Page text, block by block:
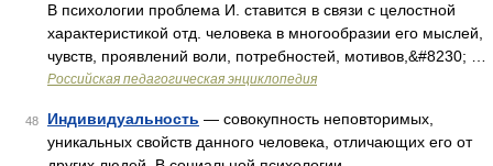
В психологии проблема И. ставится в связи с целостной
характеристикой отд. человека в многообразии его мыслей,
чувств, проявлений воли, потребностей, мотивов,&#8230; …
Российская педагогическая энциклопедия
48 Индивидуальность — совокупность неповторимых,
уникальных свойств данного человека, отличающих его от